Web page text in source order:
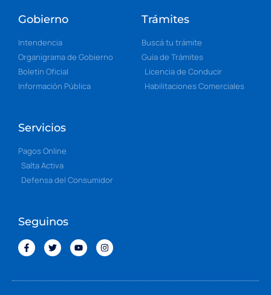
Gobierno
Intendencia
Organigrama de Gobierno
Boletín Oficial
Información Pública
Trámites
Buscá tu trámite
Guía de Trámites
Licencia de Conducir
Habilitaciones Comerciales
Servicios
Pagos Online
Salta Activa
Defensa del Consumidor
Seguinos